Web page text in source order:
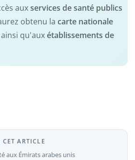
auxservices de santé publics
obtenu la carte nationale
qu'auxétablissements de
ARTICLE
aux Émirats arabes unis